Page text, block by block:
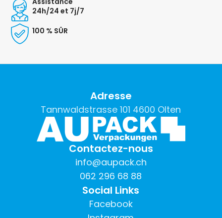
24h/24 et 7j/7
100 % SÛR
Adresse
Tannwaldstrasse 101 4600 Olten
Contactez-nous
info@aupack.ch
062 296 68 88
Social Links
Facebook